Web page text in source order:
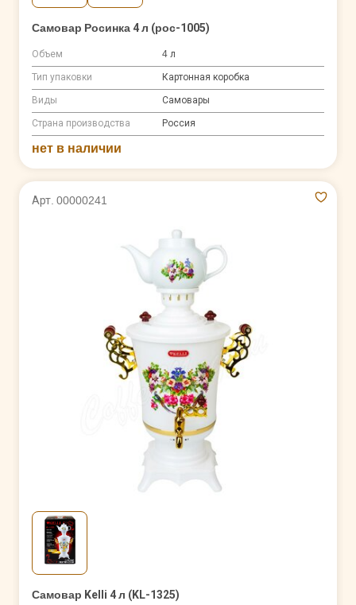
Самовар Росинка 4 л (рос-1005)
Объем 4 л
Тип упаковки Картонная коробка
Виды Самовары
Страна производства Россия
нет в наличии
Арт. 00000241
Самовар Kelli 4 л (KL-1325)